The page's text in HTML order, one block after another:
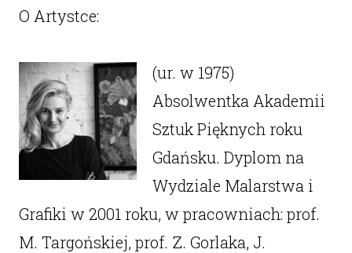
O Artystce:
(ur. w 1975)
Absolwentka Akademii
Sztuk Pięknych roku
Gdańsku. Dyplom na
Wydziale Malarstwa i
Grafiki w 2001 roku, w pracowniach: prof.
M. Targońskiej, prof. Z. Gorlaka, J.